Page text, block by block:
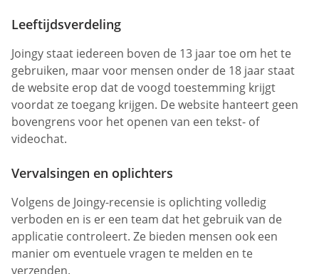
Leeftijdsverdeling
Joingy staat iedereen boven de 13 jaar toe om het te
gebruiken, maar voor mensen onder de 18 jaar staat
de website erop dat de voogd toestemming krijgt
voordat ze toegang krijgen. De website hanteert geen
bovengrens voor het openen van een tekst- of
videochat.
Vervalsingen en oplichters
Volgens de Joingy-recensie is oplichting volledig
verboden en is er een team dat het gebruik van de
applicatie controleert. Ze bieden mensen ook een
manier om eventuele vragen te melden en te
verzenden.